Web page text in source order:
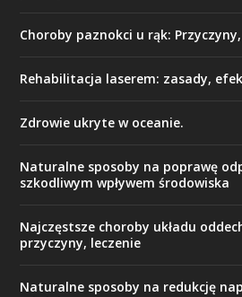
Choroby paznokci u rąk:
Rehabilitacja laserem: zasady,
Zdrowie ukryte w oceanie.
Naturalne sposoby na poprawę
szkodliwym wpływem środowiska
Najczęstsze choroby układu
przyczyny, leczenie
Naturalne sposoby na redukcję